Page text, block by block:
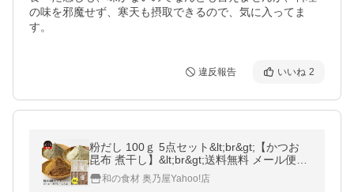
の味を邪魔せず、寒天も摂取できるので、気に入ってま
す。
違反報告 いいね 2
粉だし 100ｇ 5点セット&lt;br&gt;【かつお
昆布 煮干し】&lt;br&gt;送料無料 メール便&lt;
br&gt;かつお粉 昆布粉末 煮干し粉末&lt;br&g
t;粉 粉末 セット
和の食材 奥乃屋Yahoo!店